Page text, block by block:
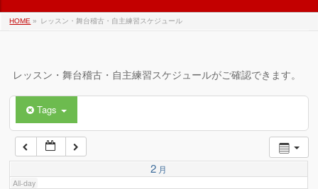
HOME » レッスン・舞台稽古・自主練習スケジュール
レッスン・舞台稽古・自主練習スケジュールがご確認できます。
Tags
2 月
All-day
04:00
06:00
07:00